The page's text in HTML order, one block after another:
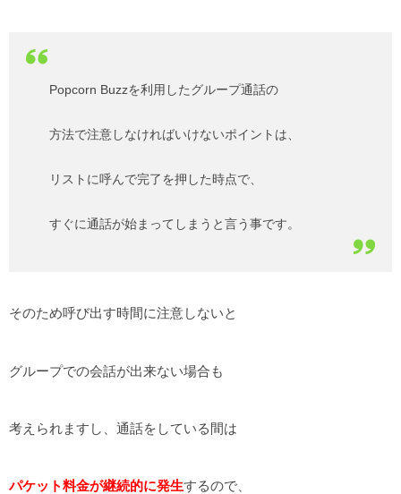
Popcorn Buzzを利用したグループ通話の
方法で注意しなければいけないポイントは、
リストに呼んで完了を押した時点で、
すぐに通話が始まってしまうと言う事です。
そのため呼び出す時間に注意しないと
グループでの会話が出来ない場合も
考えられますし、通話をしている間は
パケット料金が継続的に発生するので、